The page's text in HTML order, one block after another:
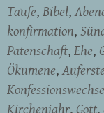
Taufe Bibel
konfirmation
Patenschaft Ehe
Ökumene
Kirchenjahr Gott